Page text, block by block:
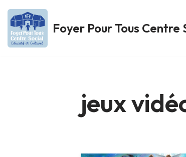
Aller
au
Foyer Pour Tous
jeux